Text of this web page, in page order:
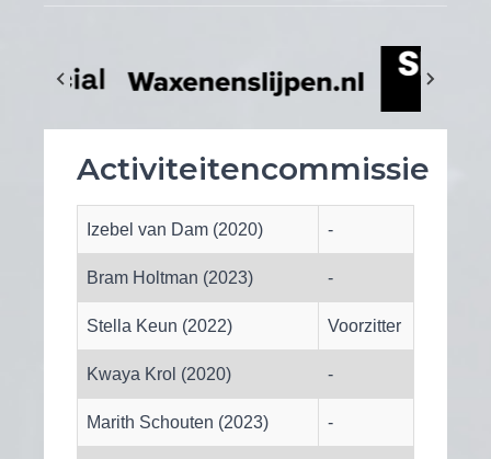
Activiteitencommissie
Izebel van Dam (2020) -
Bram Holtman (2023) -
Stella Keun (2022) Voorzitter
Kwaya Krol (2020) -
Marith Schouten (2023) -